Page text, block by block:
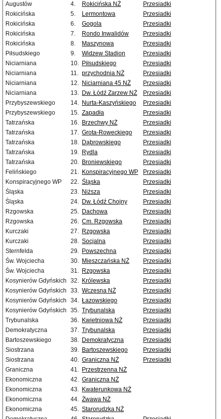
Augustów
4. Rokicińska NŻ
Przesiadki
Rokicińska
5. Lermontowa
Przesiadki
Rokicińska
6. Gogola
Przesiadki
Rokicińska
7. Rondo Inwalidów
Przesiadki
Rokicińska
8. Maszynowa
Przesiadki
Piłsudskiego
9. Widzew Stadion
Przesiadki
Niciarniana
10. Piłsudskiego
Przesiadki
Niciarniana
11. przychodnia NŻ
Przesiadki
Niciarniana
12. Niciarniana 45 NŻ
Przesiadki
Niciarniana
13. Dw. Łódź Zarzew NŻ
Przesiadki
Przybyszewskiego
14. Nurta-Kaszyńskiego
Przesiadki
Przybyszewskiego
15. Zapadła
Przesiadki
Tatrzańska
16. Brzechwy NŻ
Przesiadki
Tatrzańska
17. Grota-Roweckiego
Przesiadki
Tatrzańska
18. Dąbrowskiego
Przesiadki
Tatrzańska
19. Rydla
Przesiadki
Tatrzańska
20. Broniewskiego
Przesiadki
Felińskiego
21. Konspiracyjnego WP
Przesiadki
Konspiracyjnego WP
22. Śląska
Przesiadki
Śląska
23. Niższa
Przesiadki
Śląska
24. Dw. Łódź Chojny
Przesiadki
Rzgowska
25. Dachowa
Przesiadki
Rzgowska
26. Cm. Rzgowska
Przesiadki
Kurczaki
27. Rzgowska
Przesiadki
Kurczaki
28. Socjalna
Przesiadki
Sternfelda
29. Powszechna
Przesiadki
Św. Wojciecha
30. Mieszczańska NŻ
Przesiadki
Św. Wojciecha
31. Rzgowska
Przesiadki
Kosynierów Gdyńskich
32. Królewska
Przesiadki
Kosynierów Gdyńskich
33. Wczesna NŻ
Przesiadki
Kosynierów Gdyńskich
34. Łazowskiego
Przesiadki
Kosynierów Gdyńskich
35. Trybunalska
Przesiadki
Trybunalska
36. Kwietniowa NŻ
Przesiadki
Demokratyczna
37. Trybunalska
Przesiadki
Bartoszewskiego
38. Demokratyczna
Przesiadki
Siostrzana
39. Bartoszewskiego
Przesiadki
Siostrzana
40. Graniczna NŻ
Przesiadki
Graniczna
41. Przestrzenna NŻ
Ekonomiczna
42. Graniczna NŻ
Ekonomiczna
43. Kwaterunkowa NŻ
Ekonomiczna
44. Żwawa NŻ
Ekonomiczna
45. Starorudzka NŻ